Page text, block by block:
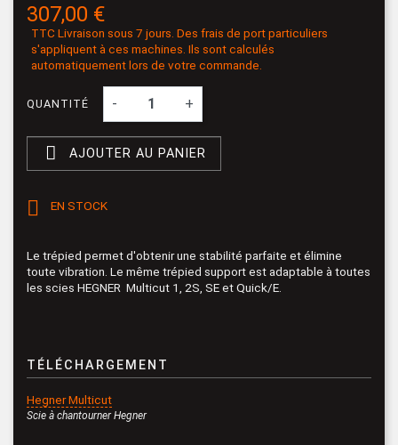
307,00 €
TTC Livraison sous 7 jours. Des frais de port particuliers
s'appliquent à ces machines. Ils sont calculés
automatiquement lors de votre commande.
QUANTITÉ - +
 AJOUTER AU PANIER
 EN STOCK
Le trépied permet d'obtenir une stabilité parfaite et élimine
toute vibration. Le même trépied support est adaptable à toutes
les scies HEGNER Multicut 1, 2S, SE et Quick/E.
TÉLÉCHARGEMENT
Hegner Multicut
Scie à chantourner Hegner